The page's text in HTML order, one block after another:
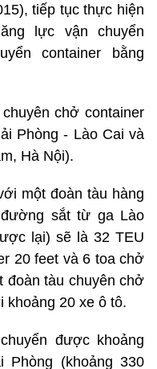
tiếp tục thực hiện
lực vận chuyển
container bằng
chở container
Phòng - Lào Cai và
Hà Nội).
một đoàn tàu hàng
sắt từ ga Lào
lại) sẽ là 32 TEU
20 feet và 6 toa chở
đoàn tàu chuyên chở
20 xe ô tô.
được khoảng
Phòng (khoảng 330